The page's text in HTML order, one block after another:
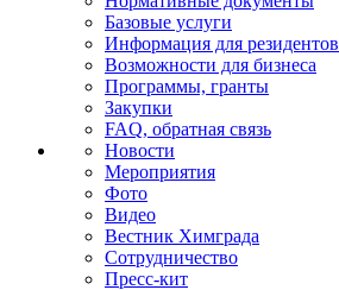
Базовые услуги
Информация для резидентов
Возможности для бизнеса
Программы, гранты
Закупки
FAQ, обратная связь
Новости
Мероприятия
Фото
Видео
Вестник Химграда
Сотрудничество
Пресс-кит